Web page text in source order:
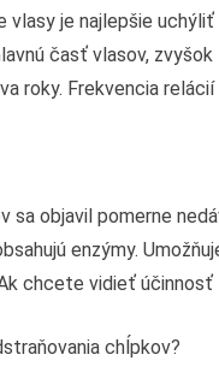
je najlepšie
časť vlasov,
roky. Frekvencia
sa objavil pomerne
enzýmy.
chcete vidieť
chĺpkov?